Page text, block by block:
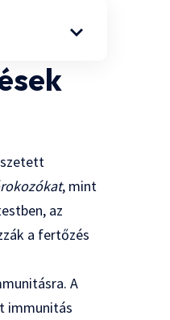
, mint
az
a fertőzés
A
immunitás